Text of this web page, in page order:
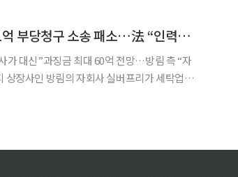
방림 자회사 실버프리, 요양급여 11억 부당청구 소송 패소…法 “인력배치 위반”
대신”과징금 최대 60억 전망…방림 측 “자